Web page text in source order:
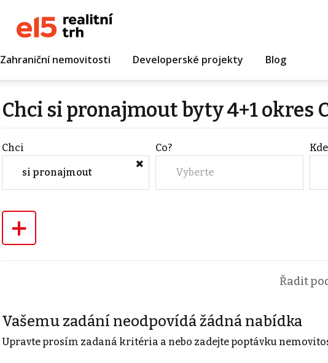
Zahraniční nemovitosti Developerské projekty Blog
Chci si pronajmout byty 4+1 okres
Chci
si pronajmout
Co?
Vyberte
+
Řadit
Vašemu zadání neodpovídá žádná nabídka
Upravte prosím zadaná kritéria a nebo zadejte poptávku